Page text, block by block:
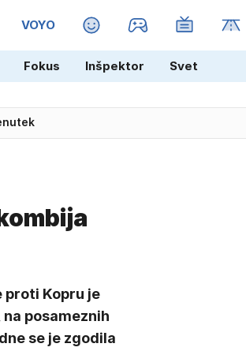
VOYO MAGAZIN
Fokus Inšpektor Svet
proti Kopru je
posameznih
se je zgodila